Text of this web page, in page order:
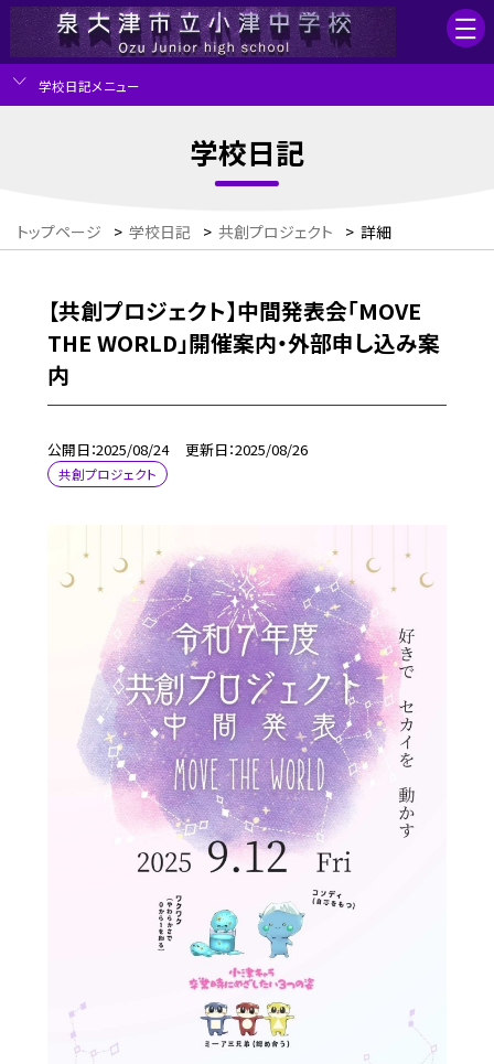
学校日記メニュー
学校日記
トップページ > 学校日記 > 共創プロジェクト > 詳細
【共創プロジェクト】中間発表会「MOVE
THE WORLD」開催案内・外部申し込み案
内
公開日 2025/08/24 更新日 2025/08/26
共創プロジェクト